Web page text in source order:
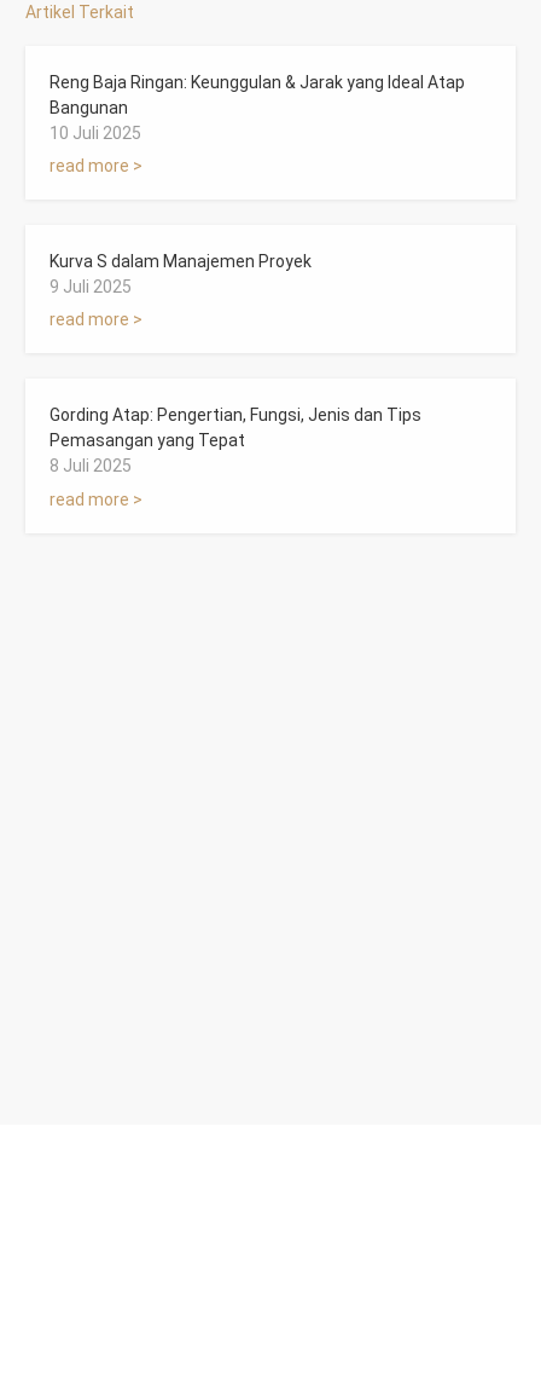
Artikel Terkait
Reng Baja Ringan: Keunggulan & Jarak yang Ideal Atap
Bangunan
10 Juli 2025
read more >
Kurva S dalam Manajemen Proyek
9 Juli 2025
read more >
Gording Atap: Pengertian, Fungsi, Jenis dan Tips
Pemasangan yang Tepat
8 Juli 2025
read more >